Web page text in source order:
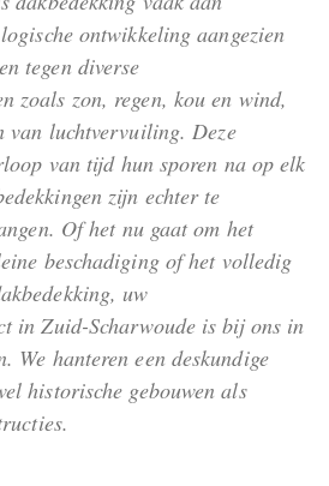
ontwikkeling aangezien
tegen diverse
zoals zon, regen, kou en wind,
van luchtvervuiling. Deze
van tijd hun sporen na op elk
zijn echter te
Of het nu gaat om het
beschadiging of het volledig
uw
in Zuid-Scharwoude is bij ons in
We hanteren een deskundige
historische gebouwen als